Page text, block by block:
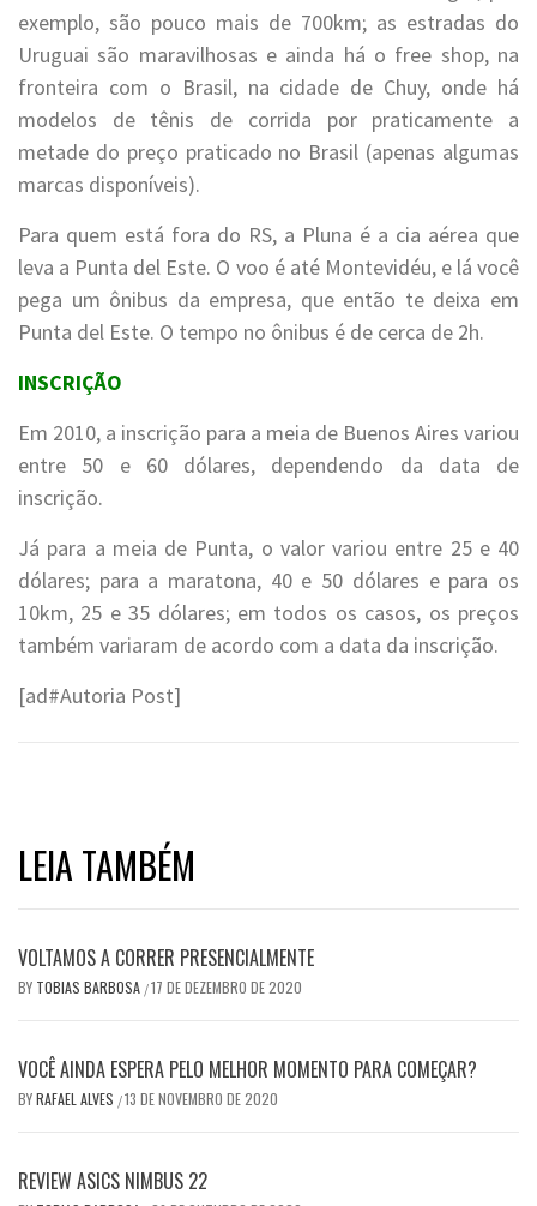
exemplo, são pouco mais de 700km; as estradas do
Uruguai são maravilhosas e ainda há o free shop, na
fronteira com o Brasil, na cidade de Chuy, onde há
modelos de tênis de corrida por praticamente a
metade do preço praticado no Brasil (apenas algumas
marcas disponíveis).
Para quem está fora do RS, a Pluna é a cia aérea que
leva a Punta del Este. O voo é até Montevidéu, e lá você
pega um ônibus da empresa, que então te deixa em
Punta del Este. O tempo no ônibus é de cerca de 2h.
INSCRIÇÃO
Em 2010, a inscrição para a meia de Buenos Aires variou
entre 50 e 60 dólares, dependendo da data de
inscrição.
Já para a meia de Punta, o valor variou entre 25 e 40
dólares; para a maratona, 40 e 50 dólares e para os
10km, 25 e 35 dólares; em todos os casos, os preços
também variaram de acordo com a data da inscrição.
[ad#Autoria Post]
LEIA TAMBÉM
VOLTAMOS A CORRER PRESENCIALMENTE
BY TOBIAS BARBOSA /17 DE DEZEMBRO DE 2020
VOCÊ AINDA ESPERA PELO MELHOR MOMENTO PARA COMEÇAR?
BYRAFAEL ALVES /13 DE NOVEMBRO DE 2020
REVIEW ASICS NIMBUS 22